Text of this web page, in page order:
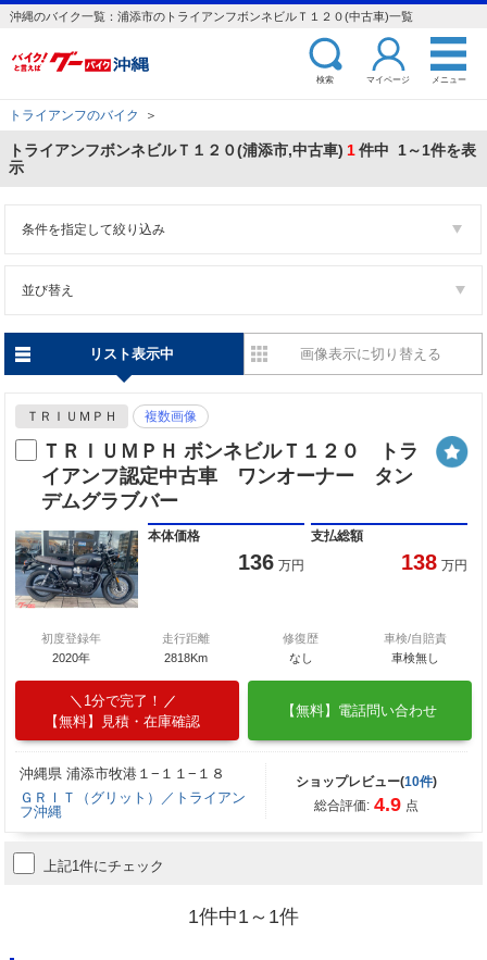
沖縄のバイク一覧：浦添市のトライアンフボンネビルＴ１２０(中古車)一覧
検索 マイページ メニュー
トライアンフのバイク ＞
トライアンフボンネビルＴ１２０(浦添市,中古車) 1件中 1～1件を表
示
条件を指定して絞り込み
並び替え
リスト表示中 画像表示に切り替える
ＴＲＩＵＭＰＨ 複数画像
ＴＲＩＵＭＰＨ ボンネビルＴ１２０ トラ
イアンフ認定中古車 ワンオーナー タン
デムグラブバー
本体価格
136 万円
支払総額
138 万円
初度登録年
2020年
走行距離
2818Km
修復歴
なし
車検/自賠責
車検無し
1分で完了！
【無料】見積・在庫確認
【無料】電話問い合わせ
沖縄県 浦添市牧港１−１１−１８
ＧＲＩＴ（グリット）／トライアン
フ沖縄
ショップレビュー(10件)
総合評価: 4.9 点
上記1件にチェック
1件中1～1件